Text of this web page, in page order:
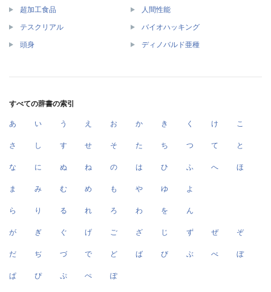
超加工食品 人間性能
テスクリアル バイオハッキング
頭身 ディノバルド亜種
すべての辞書の索引
あ い う え お か き く け こ
さ し す せ そ た ち つ て と
な に ぬ ね の は ひ ふ へ ほ
ま み む め も や ゆ よ
ら り る れ ろ わ を ん
が ぎ ぐ げ ご ざ じ ず ぜ ぞ
だ ぢ づ で ど ば び ぶ べ ぼ
ぱ ぴ ぷ ぺ ぽ